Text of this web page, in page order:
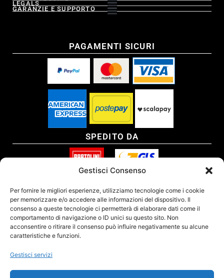
Gestisci Consenso
Per fornire le migliori esperienze, utilizziamo tecnologie come i cookie
per memorizzare e/o accedere alle informazioni del dispositivo. Il
consenso a queste tecnologie ci permetterà di elaborare dati come il
comportamento di navigazione o ID unici su questo sito. Non
acconsentire o ritirare il consenso può influire negativamente su alcune
caratteristiche e funzioni.
Gestisci servizi
LEGALS
GARANZIE E SUPPORTO
PAGAMENTI SICURI
SPEDITO DA